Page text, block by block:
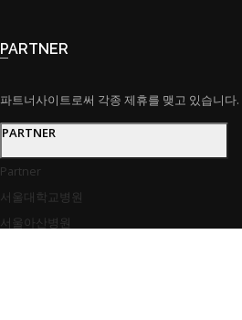
PARTNER
파트너사이트로써 각종 제휴를 맺고 있습니다.
PARTNER
Partner
서울대학교병원
서울아산병원